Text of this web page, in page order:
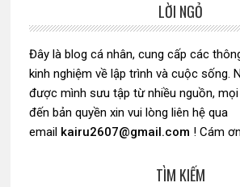
chính
LỜI NGỎ
Đây là blog cá nhân, cung cấp các
kinh nghiệm về lập trình và cuộc sống.
được mình sưu tập từ nhiều nguồn,
đến bản quyền xin vui lòng liên hệ qua
email kairu2607@gmail.com ! Cám
TÌM KIẾM